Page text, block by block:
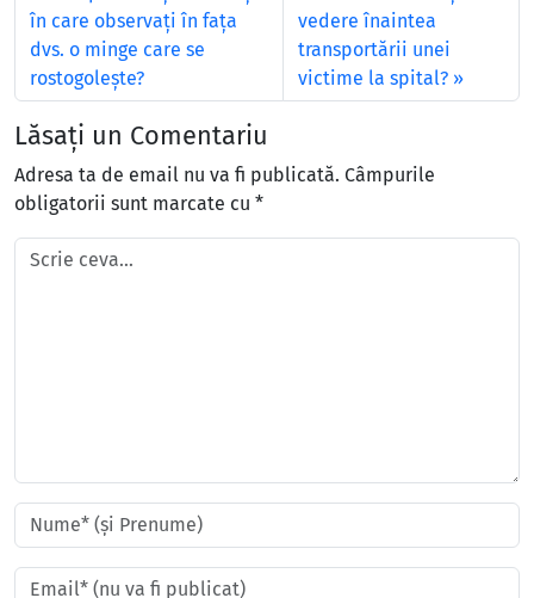
în care observaţi în faţa
dvs. o minge care se
rostogoleşte?
vedere înaintea
transportării unei
victime la spital?
Lăsați un Comentariu
Adresa ta de email nu va fi publicată. Câmpurile
obligatorii sunt marcate cu *